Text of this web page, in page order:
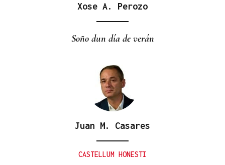
Xose A. Perozo
Soño dun día de verán
Juan M. Casares
CASTELLUM HONESTI